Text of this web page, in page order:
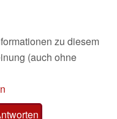
zu diesem
(auch ohne